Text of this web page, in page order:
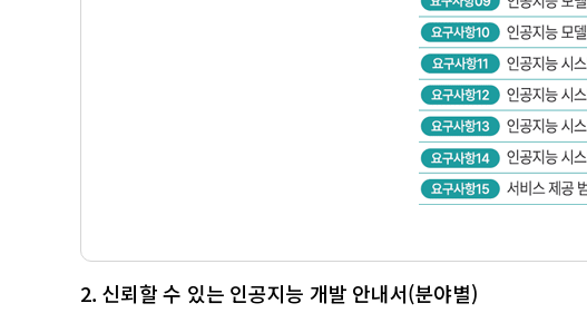
2. 신뢰할 수 있는 인공지능 개발 안내서(분야별)